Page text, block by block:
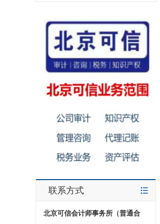
联系方式
北京可信会计师事务所（普通合